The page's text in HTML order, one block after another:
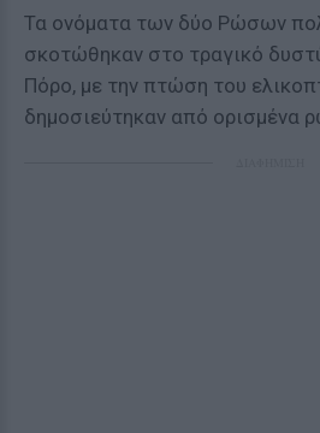
Τα ονόματα των δύο Ρώσων
σκοτώθηκαν στο τραγικό
Πόρο, με την πτώση του
δημοσιεύτηκαν από ορισμένα